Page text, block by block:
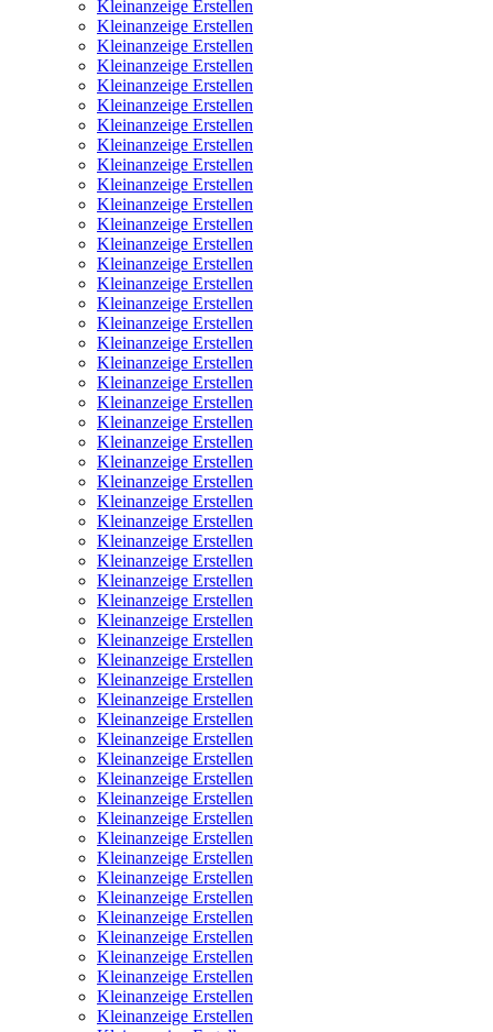
Kleinanzeige Erstellen
Kleinanzeige Erstellen
Kleinanzeige Erstellen
Kleinanzeige Erstellen
Kleinanzeige Erstellen
Kleinanzeige Erstellen
Kleinanzeige Erstellen
Kleinanzeige Erstellen
Kleinanzeige Erstellen
Kleinanzeige Erstellen
Kleinanzeige Erstellen
Kleinanzeige Erstellen
Kleinanzeige Erstellen
Kleinanzeige Erstellen
Kleinanzeige Erstellen
Kleinanzeige Erstellen
Kleinanzeige Erstellen
Kleinanzeige Erstellen
Kleinanzeige Erstellen
Kleinanzeige Erstellen
Kleinanzeige Erstellen
Kleinanzeige Erstellen
Kleinanzeige Erstellen
Kleinanzeige Erstellen
Kleinanzeige Erstellen
Kleinanzeige Erstellen
Kleinanzeige Erstellen
Kleinanzeige Erstellen
Kleinanzeige Erstellen
Kleinanzeige Erstellen
Kleinanzeige Erstellen
Kleinanzeige Erstellen
Kleinanzeige Erstellen
Kleinanzeige Erstellen
Kleinanzeige Erstellen
Kleinanzeige Erstellen
Kleinanzeige Erstellen
Kleinanzeige Erstellen
Kleinanzeige Erstellen
Kleinanzeige Erstellen
Kleinanzeige Erstellen
Kleinanzeige Erstellen
Kleinanzeige Erstellen
Kleinanzeige Erstellen
Kleinanzeige Erstellen
Kleinanzeige Erstellen
Kleinanzeige Erstellen
Kleinanzeige Erstellen
Kleinanzeige Erstellen
Kleinanzeige Erstellen
Kleinanzeige Erstellen
Kleinanzeige Erstellen